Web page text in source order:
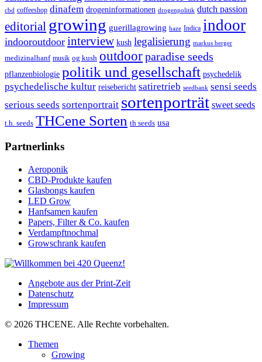
cbd coffeeshop dinafem drogeninformationen drogenpolitik dutch passion
editorial growing guerillagrowing haze Indica indoor
indooroutdoor interview kush legalisierung markus berger
medizinalhanf musik og kush outdoorparadise seeds
pflanzenbiologie politik und gesellschaft psychedelik
psychedelische kultur reisebericht satiretrieb seedbank sensi seeds
serious seeds sortenportrait sortenporträt sweet seeds
t.h. seeds THCene Sorten th seeds usa
Partnerlinks
Aeroponik
CBD-Produkte kaufen
Glasbongs kaufen
LED Grow
Hanfsamen kaufen
Papers, Filter & Co. kaufen
Verdampftnochmal
Growschrank kaufen
Angebote aus der Print-Zeit
Datenschutz
Impressum
© 2026 THCENE. Alle Rechte vorbehalten.
Themen
Growing